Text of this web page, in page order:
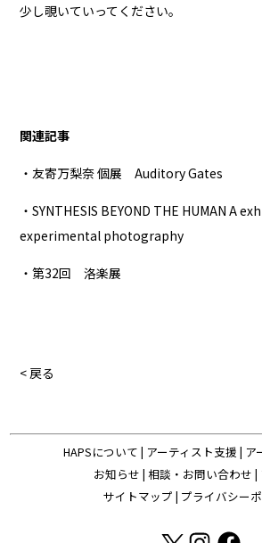
少し覗いていってください。
関連記事
・友寄万梨奈 個展 Auditory Gates
・SYNTHESIS BEYOND THE HUMAN A
experimental photography
・第32回 洛楽展
< 戻る
HAPSについて | アーティスト支援 | ア
お知らせ | 相談・お問い合わせ |
サイトマップ | プライバシー